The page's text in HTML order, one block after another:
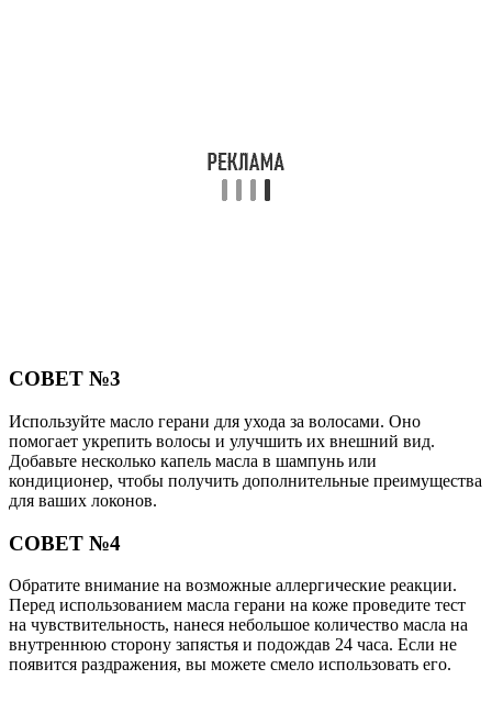
СОВЕТ №3
Используйте масло герани для ухода за волосами. Оно
помогает укрепить волосы и улучшить их внешний вид.
Добавьте несколько капель масла в шампунь или
кондиционер, чтобы получить дополнительные преимущества
для ваших локонов.
СОВЕТ №4
Обратите внимание на возможные аллергические реакции.
Перед использованием масла герани на коже проведите тест
на чувствительность, нанеся небольшое количество масла на
внутреннюю сторону запястья и подождав 24 часа. Если не
появится раздражения, вы можете смело использовать его.